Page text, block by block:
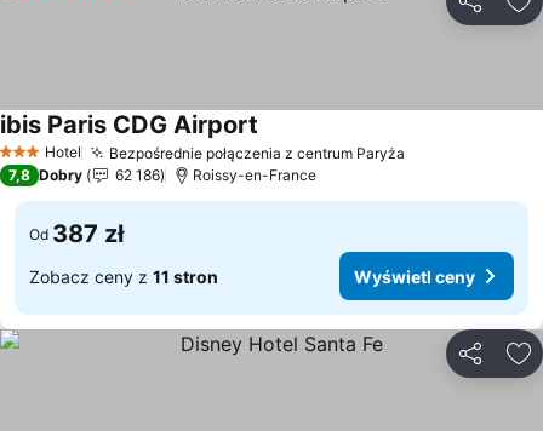
3 Kategoria
Hotel Bezpośrednie połączenia z centrum Paryża
ibis Paris CDG Airport
7,8 Dobry 62 186 Roissy-en-France
Od 387 zł
Zobacz ceny z 11 stron Wyświetl ceny